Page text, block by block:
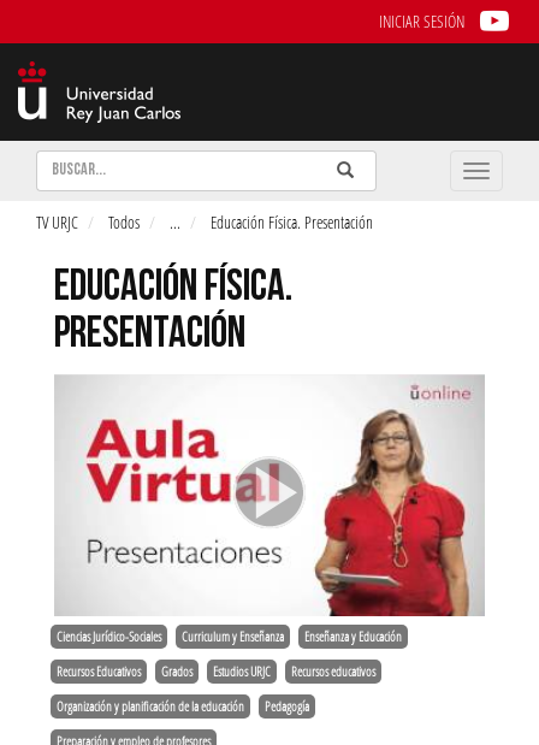
INICIAR SESIÓN
Buscar Enviar
Buscar
Toggle
TV URJC Todos ... Educación Física. Presentación
EDUCACIÓN FÍSICA.
PRESENTACIÓN
Ciencias Jurídico-Sociales Curriculum y Enseñanza Enseñanza y Educación
Recursos Educativos Grados Estudios URJC Recursos educativos
Organización y planificación de la educación Pedagogía